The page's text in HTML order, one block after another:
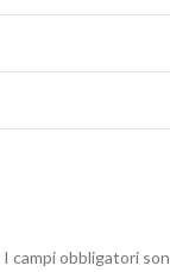
I campi obbligatori